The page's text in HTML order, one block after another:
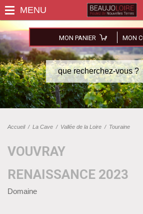
MON PANIER MON
Accueil/ La Cave / Vallée de la Loire / Touraine
VOUVRAY
RENAISSANCE 2023
Domaine